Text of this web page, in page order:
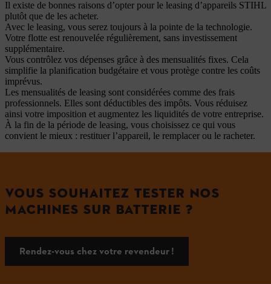
Il existe de bonnes raisons d’opter pour le leasing d’appareils STIHL
plutôt que de les acheter.
Avec le leasing, vous serez toujours à la pointe de la technologie.
Votre flotte est renouvelée régulièrement, sans investissement
supplémentaire.
Vous contrôlez vos dépenses grâce à des mensualités fixes. Cela
simplifie la planification budgétaire et vous protège contre les coûts
imprévus.
Les mensualités de leasing sont considérées comme des frais
professionnels. Elles sont déductibles des impôts. Vous réduisez
ainsi votre imposition et augmentez les liquidités de votre entreprise.
À la fin de la période de leasing, vous choisissez ce qui vous
convient le mieux : restituer l’appareil, le remplacer ou le racheter.
VOUS SOUHAITEZ TESTER NOS
MACHINES SUR BATTERIE ?
Rendez-vous chez votre revendeur !